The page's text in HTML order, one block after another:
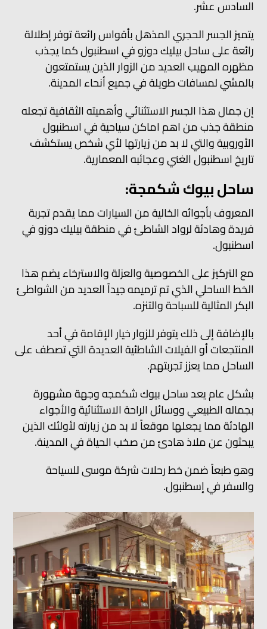
السادس عشر.
يتميز الجسر الحجري المذهل بأقواس رائعة توفر إطلالة
رائعة على ساحل بيليك دوزو في اسطنبول كما يجذب
مظهره المهيب العديد من الزوار الذين يستمتعون
بالمشي لمسافات طويلة في جميع أنحاء المدينة.
إن جمال هذا الجسر الاستثنائي وأهميته الثقافية تجعله
منطقة جذب من اهم اماكن سياحية في اسطنبول
الأوروبية والتي لا بد من زيارتها لأي شخص يستكشف
تاريخ اسطنبول الغني وعجائبه المعمارية.
ساحل بيوك شكمجة:
المعروف بأجوائه الخالية من السيارات مما يقدم تجربة
فريدة وهادئة لرواد الشاطئ في منطقة بيليك دوزو في
اسطنبول.
مع التركيز على الخصوصية والعزلة والاسترخاء يضم هذا
الخط الساحلي الذي تم ترميمه جيداً العديد من الشواطئ
البكر المثالية للسباحة والتنزه.
بالإضافة إلى ذلك يتوفر للزوار خيار الإقامة في أحد
المنتجعات أو الفيلات الشاطئية العديدة التي تصطف على
الساحل مما يعزز تجربتهم.
بشكل عام يعد ساحل بيوك شكمجه وجهة مشهورة
بجماله الطبيعي ووسائل الراحة الاستثنائية والأجواء
الهادئة مما يجعلها موقعاً لا بد من زيارته لأولئك الذين
يبحثون عن ملاذ هادئ من صخب الحياة في المدينة.
وهو طبعاً ضمن خط رحلات شركة موسى للسياحة
والسفر في إسطنبول.